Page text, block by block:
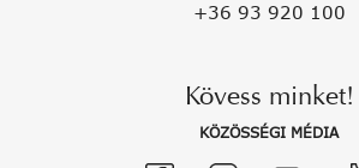
+36 93 920 100
Kövess minket!
KÖZÖSSÉGI MÉDIA